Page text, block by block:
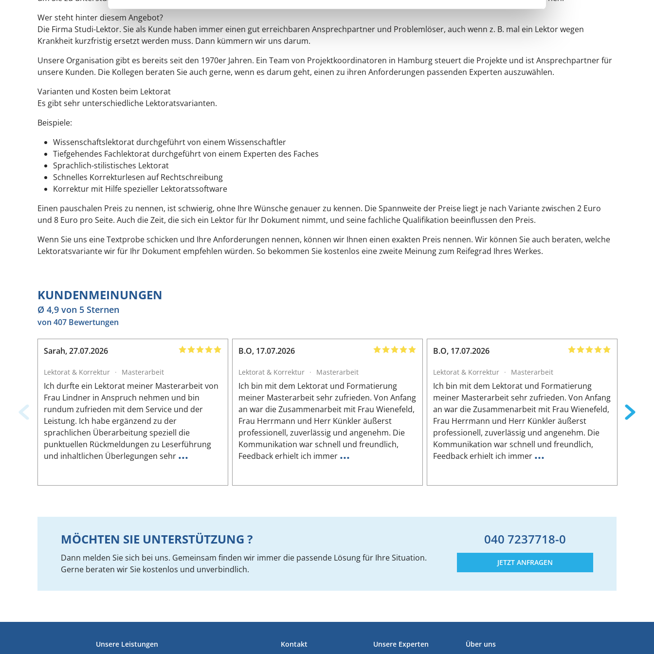
Wer steht hinter diesem Angebot?
Die Firma Studi-Lektor. Sie als Kunde haben immer einen gut erreichbaren Ansprechpartner und Problemlöser, auch wenn z. B. mal ein Lektor wegen
Krankheit kurzfristig ersetzt werden muss. Dann kümmern wir uns darum.
Unsere Organisation gibt es bereits seit den 1970er Jahren. Ein Team von Projektkoordinatoren in Hamburg steuert die Projekte und ist Ansprechpartner für
unsere Kunden. Die Kollegen beraten Sie auch gerne, wenn es darum geht, einen zu ihren Anforderungen passenden Experten auszuwählen.
Varianten und Kosten beim Lektorat
Es gibt sehr unterschiedliche Lektoratsvarianten.
Beispiele:
Wissenschaftslektorat durchgeführt von einem Wissenschaftler
Tiefgehendes Fachlektorat durchgeführt von einem Experten des Faches
Sprachlich-stilistisches Lektorat
Schnelles Korrekturlesen auf Rechtschreibung
Korrektur mit Hilfe spezieller Lektoratssoftware
Einen pauschalen Preis zu nennen, ist schwierig, ohne Ihre Wünsche genauer zu kennen. Die Spannweite der Preise liegt je nach Variante zwischen 2 Euro
und 8 Euro pro Seite. Auch die Zeit, die sich ein Lektor für Ihr Dokument nimmt, und seine fachliche Qualifikation beeinflussen den Preis.
Wenn Sie uns eine Textprobe schicken und Ihre Anforderungen nennen, können wir Ihnen einen exakten Preis nennen. Wir können Sie auch beraten, welche
Lektoratsvariante wir für Ihr Dokument empfehlen würden. So bekommen Sie kostenlos eine zweite Meinung zum Reifegrad Ihres Werkes.
KUNDENMEINUNGEN
Ø 4,9 von 5 Sternen
von 407 Bewertungen
Sarah,27.07.2026
Lektorat & Korrektur · Masterarbeit
Ich durfte ein Lektorat meiner Masterarbeit von
Frau Lindner in Anspruch nehmen und bin
rundum zufrieden mit dem Service und der
Leistung. Ich habe ergänzend zu der
sprachlichen Überarbeitung speziell die
punktuellen Rückmeldungen zu Leserführung
und inhaltlichen Überlegungen sehr ...
B.O, 17.07.2026
Lektorat & Korrektur · Masterarbeit
Ich bin mit dem Lektorat und Formatierung
meiner Masterarbeit sehr zufrieden. Von Anfang
an war die Zusammenarbeit mit Frau Wienefeld,
Frau Herrmann und Herr Künkler äußerst
professionell, zuverlässig und angenehm. Die
Kommunikation war schnell und freundlich,
Feedback erhielt ich immer ...
B.O, 17.07.2026
Lektorat & Korrektur · Masterarbeit
Ich bin mit dem Lektorat und Formatierung
meiner Masterarbeit sehr zufrieden. Von Anfang
an war die Zusammenarbeit mit Frau Wienefeld,
Frau Herrmann und Herr Künkler äußerst
professionell, zuverlässig und angenehm. Die
Kommunikation war schnell und freundlich,
Feedback erhielt ich immer ...
von
MÖCHTEN SIE UNTERSTÜTZUNG ?
Dann melden Sie sich bei uns. Gemeinsam finden wir immer die passende Lösung für Ihre Situation.
Gerne beraten wir Sie kostenlos und unverbindlich.
040 7237718-0
JETZT ANFRAGEN
FUSSZEILE
Unsere Leistungen Kontakt Unsere Experten Über uns